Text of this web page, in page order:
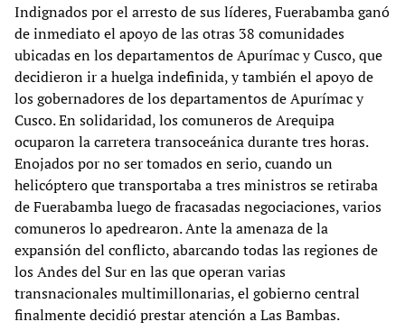
Indignados por el arresto de sus líderes, Fuerabamba ganó
de inmediato el apoyo de las otras 38 comunidades
ubicadas en los departamentos de Apurímac y Cusco, que
decidieron ir a huelga indefinida, y también el apoyo de
los gobernadores de los departamentos de Apurímac y
Cusco. En solidaridad, los comuneros de Arequipa
ocuparon la carretera transoceánica durante tres horas.
Enojados por no ser tomados en serio, cuando un
helicóptero que transportaba a tres ministros se retiraba
de Fuerabamba luego de fracasadas negociaciones, varios
comuneros lo apedrearon. Ante la amenaza de la
expansión del conflicto, abarcando todas las regiones de
los Andes del Sur en las que operan varias
transnacionales multimillonarias, el gobierno central
finalmente decidió prestar atención a Las Bambas.